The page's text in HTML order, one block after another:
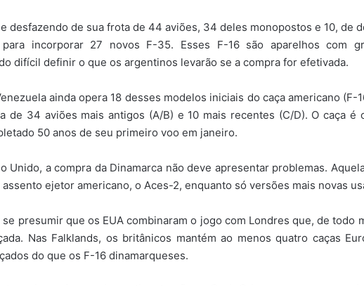
desfazendo de sua frota de 44 aviões, 34 deles monopostos e 10, de
para incorporar 27 novos F-35. Esses F-16 são aparelhos com
difícil definir o que os argentinos levarão se a compra for efetivada.
ainda opera 18 desses modelos iniciais do caça americano (F-
de 34 aviões mais antigos (A/B) e 10 mais recentes (C/D). O caça é
50 anos de seu primeiro voo em janeiro.
Unido, a compra da Dinamarca não deve apresentar problemas.
ejetor americano, o Aces-2, enquanto só versões mais novas
presumir que os EUA combinaram o jogo com Londres que, de todo
Nas Falklands, os britânicos mantém ao menos quatro caças
do que os F-16 dinamarqueses.